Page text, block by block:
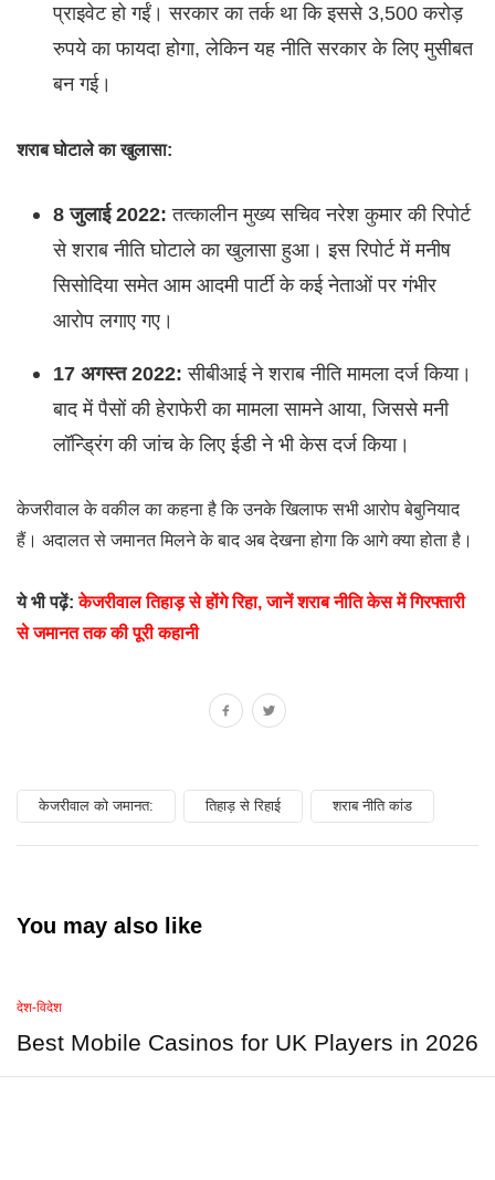
प्राइवेट हो गईं। सरकार का तर्क था कि इससे 3,500 करोड़
रुपये का फायदा होगा, लेकिन यह नीति सरकार के लिए मुसीबत
बन गई।
शराब घोटाले का खुलासा:
8 जुलाई 2022: तत्कालीन मुख्य सचिव नरेश कुमार की रिपोर्ट
से शराब नीति घोटाले का खुलासा हुआ। इस रिपोर्ट में मनीष
सिसोदिया समेत आम आदमी पार्टी के कई नेताओं पर गंभीर
आरोप लगाए गए।
17 अगस्त 2022: सीबीआई ने शराब नीति मामला दर्ज किया।
बाद में पैसों की हेराफेरी का मामला सामने आया, जिससे मनी
लॉन्ड्रिंग की जांच के लिए ईडी ने भी केस दर्ज किया।
केजरीवाल के वकील का कहना है कि उनके खिलाफ सभी आरोप बेबुनियाद
हैं। अदालत से जमानत मिलने के बाद अब देखना होगा कि आगे क्या होता है।
ये भी पढ़ें:केजरीवाल तिहाड़ से होंगे रिहा, जानें शराब नीति केस में गिरफ्तारी
से जमानत तक की पूरी कहानी
केजरीवाल को जमानत: तिहाड़ से रिहाई शराब नीति कांड
You may also like
देश-विदेश
Best Mobile Casinos for UK Players in 2026